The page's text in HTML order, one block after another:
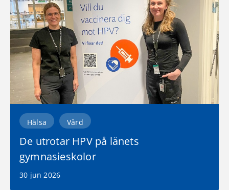
Hälsa Vård
De utrotar HPV på länets
gymnasieskolor
30 jun 2026